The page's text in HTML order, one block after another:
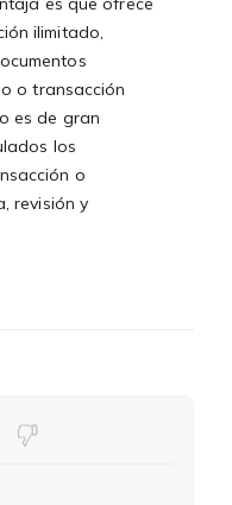
ilimitado,
o transacción
es de gran
los
o
revisión y